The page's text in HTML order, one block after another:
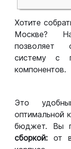
Хотите
Москве?
позволяет
систему с
компонентов.
Это
оптимальной
бюджет. Вы
сборкой: от